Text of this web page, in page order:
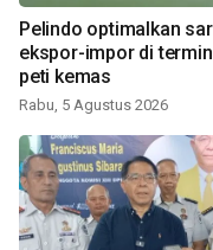
Pelindo optimalkan
ekspor-impor di
peti kemas
Rabu, 5 Agustus 2026